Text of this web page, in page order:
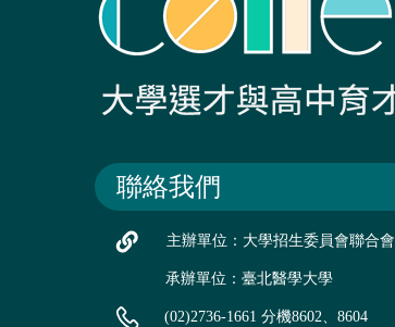
聯絡我們
主辦單位：大學招生委員會聯合會
承辦單位：臺北醫學大學
(02)2736-1661 分機8602、8604